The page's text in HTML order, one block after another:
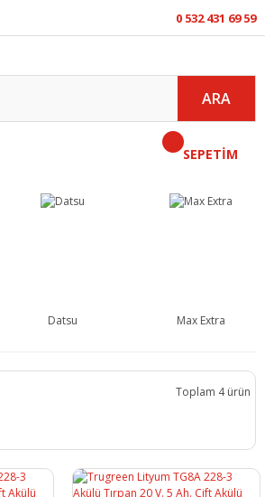
0 532 431 69 59
ARA
SEPETİM
Datsu Max Extra
Toplam 4 ürün